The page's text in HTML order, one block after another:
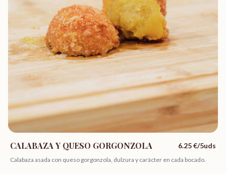
CALABAZA Y QUESO GORGONZOLA 6.25€/5uds
Calabaza asada con queso gorgonzola, dulzura y carácter en cada bocado.